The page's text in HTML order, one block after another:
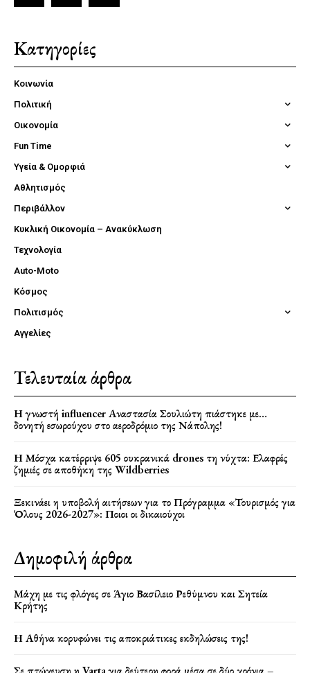
Κατηγορίες
Κοινωνία
Πολιτική
Οικονομία
Fun Time
Υγεία & Ομορφιά
Αθλητισμός
Περιβάλλον
Κυκλική Οικονομία – Ανακύκλωση
Τεχνολογία
Auto-Moto
Κόσμος
Πολιτισμός
Αγγελίες
Τελευταία άρθρα
Η γνωστή influencer Αναστασία Σουλιώτη πιάστηκε με…
δονητή εσωρούχου στο αεροδρόμιο της Νάπολης!
Η Μόσχα κατέρριψε 605 ουκρανικά drones τη νύχτα: Ελαφρές
ζημιές σε αποθήκη της Wildberries
Ξεκινάει η υποβολή αιτήσεων για το Πρόγραμμα «Τουρισμός για
Όλους 2026-2027»: Ποιοι οι δικαιούχοι
Δημοφιλή άρθρα
Μάχη με τις φλόγες σε Άγιο Βασίλειο Ρεθύμνου και Σητεία
Κρήτης
Η Αθήνα κορυφώνει τις αποκριάτικες εκδηλώσεις της!